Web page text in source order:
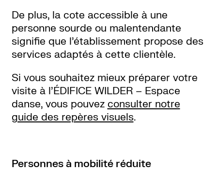
De plus, la cote accessible à une
personne sourde ou malentendante
signifie que l’établissement propose des
services adaptés à cette clientèle.
Si vous souhaitez mieux préparer votre
visite à l’ÉDIFICE WILDER – Espace
danse, vous pouvez consulter notre
guide des repères visuels.
Personnes à mobilité réduite